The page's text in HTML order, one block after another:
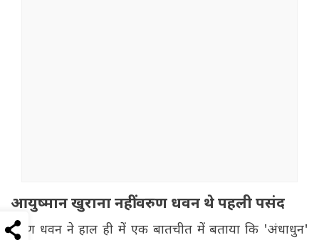
आयुष्मान खुराना नहीं वरुण धवन थे पहली पसंद
वरुण धवन ने हाल ही में एक बातचीत में बताया कि 'अंधाधुन'